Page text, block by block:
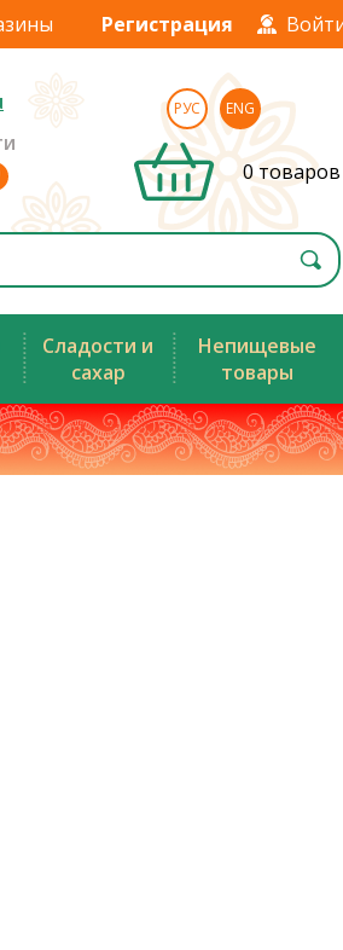
Регистрация
РУС ENG
0 товаров
Сладости и
сахар
Непищевые
товары